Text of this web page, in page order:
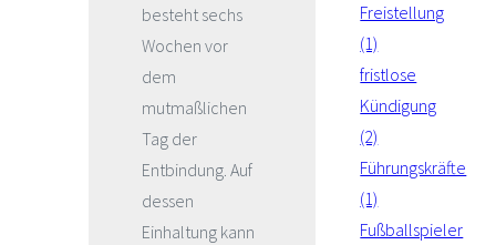
besteht sechs
Wochen vor
dem
mutmaßlichen
Tag der
Entbindung. Auf
dessen
Einhaltung kann
Freistellung
(1)
fristlose
Kündigung
(2)
Führungskräfte
(1)
Fußballspieler